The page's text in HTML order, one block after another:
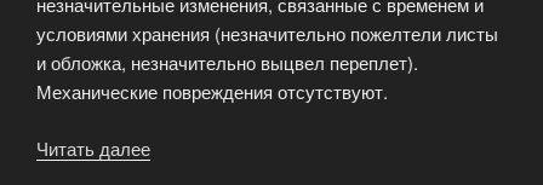
условиями хранения (незначительно пожелтели листы
и обложка, незначительно выцвел переплет).
Механические повреждения отсутствуют.
Читать далее